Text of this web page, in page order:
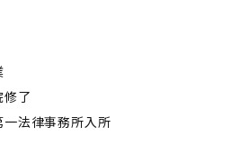
了
法律事務所入所